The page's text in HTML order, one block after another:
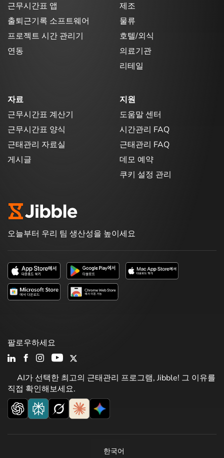
근무시간표 앱
출퇴근기록 소프트웨어
프로젝트 시간 관리기
연동
제조
물류
호텔/외식
의료기관
리테일
자료
근무시간표 계산기
근무시간표 양식
근태관리 자료실
게시글
지원
도움말 센터
시간관리 FAQ
근태관리 FAQ
데모 예약
쿠키 설정 관리
오늘부터 우리 팀 생산성을 높이세요
AI가 선택한 최고의 근태관리 프로그램, Jibble! 그 이유를
직접 확인해보세요.
팔로우하세요
한국어